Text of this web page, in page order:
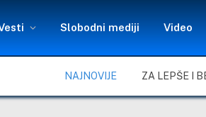
Slobodni mediji Video
NAJNOVIJE